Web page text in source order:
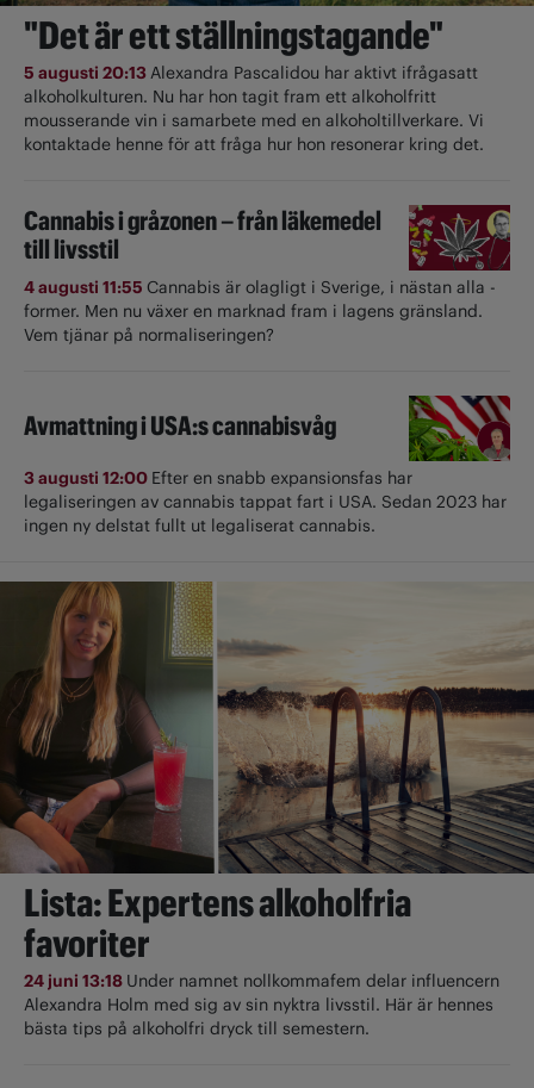
"Det är ett ställningstagande"
5 augusti 20:13Alexandra Pascalidou har aktivt ifrågasatt
alkoholkulturen. Nu har hon tagit fram ett alkoholfritt
mousserande vin i samarbete med en alkoholtillverkare. Vi
kontaktade henne för att fråga hur hon resonerar kring det.
Cannabis i gråzonen – från läkemedel
till livsstil
4 augusti 11:55 Cannabis är olagligt i ­Sverige, i nästan alla ­
former. Men nu växer en marknad fram i lagens gränsland.
Vem tjänar på normaliseringen?
Avmattning i USA:s cannabisvåg
3 augusti 12:00 Efter en snabb expansionsfas har
legaliseringen av cannabis tappat fart i USA. Sedan 2023 har
ingen ny delstat fullt ut ­legaliserat cannabis.
Lista: Expertens alkoholfria
favoriter
24 juni 13:18 Under namnet nollkommafem delar influencern
Alexandra Holm med sig av sin nyktra livsstil. Här är hennes
bästa tips på alkoholfri dryck till semestern.